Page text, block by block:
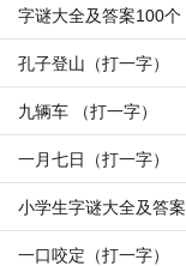
字谜大全及答案100个
孔子登山（打一字）
九辆车 （打一字）
一月七日（打一字）
小学生字谜大全及答案
一口咬定（打一字）